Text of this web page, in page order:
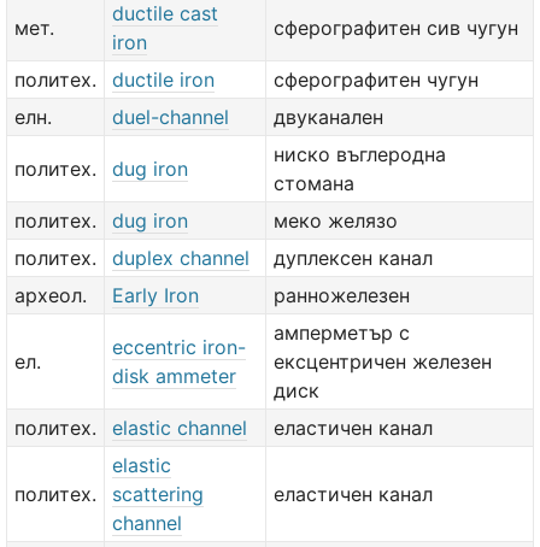
мет.
ductile cast
iron
сферографитен сив чугун
политех. ductile iron
сферографитен чугун
елн.
duel-channel двуканален
политех. dug iron
ниско въглеродна
стомана
политех.
dug iron
меко желязо
политех.
duplex channel
дуплексен канал
археол.
Early Iron ранножелезен
ел.
eccentric iron-
disk ammeter
амперметър с
ексцентричен железен
диск
политех.
elastic channel еластичен канал
политех.
elastic
scattering
channel
еластичен канал